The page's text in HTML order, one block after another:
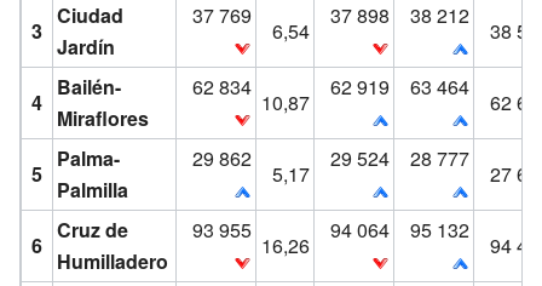
3
Ciudad
Jardín
37 769
6,54
37 898 38 212
38
4
Bailén-
Miraflores
62 834
10,87
62 919 63 464
62
5
Palma-
Palmilla
29 862
5,17
29 524 28 777
27
6
Cruz de
Humilladero
93 955
16,26
94 064 95 132
94